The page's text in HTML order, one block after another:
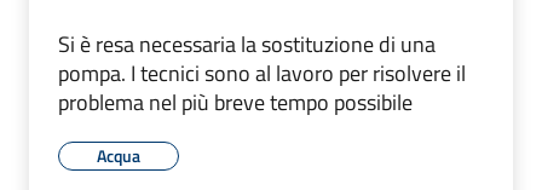
Si è resa necessaria la sostituzione di una
pompa. I tecnici sono al lavoro per risolvere il
problema nel più breve tempo possibile
Acqua